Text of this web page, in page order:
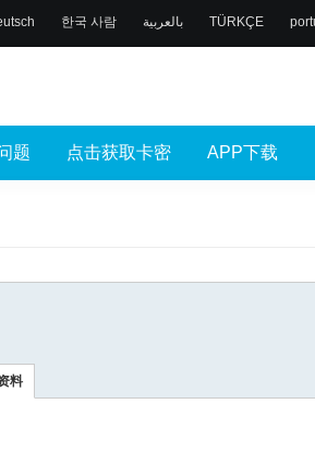
한국 사람 بالعربية TÜRKÇE
题 点击获取卡密 APP下载
料